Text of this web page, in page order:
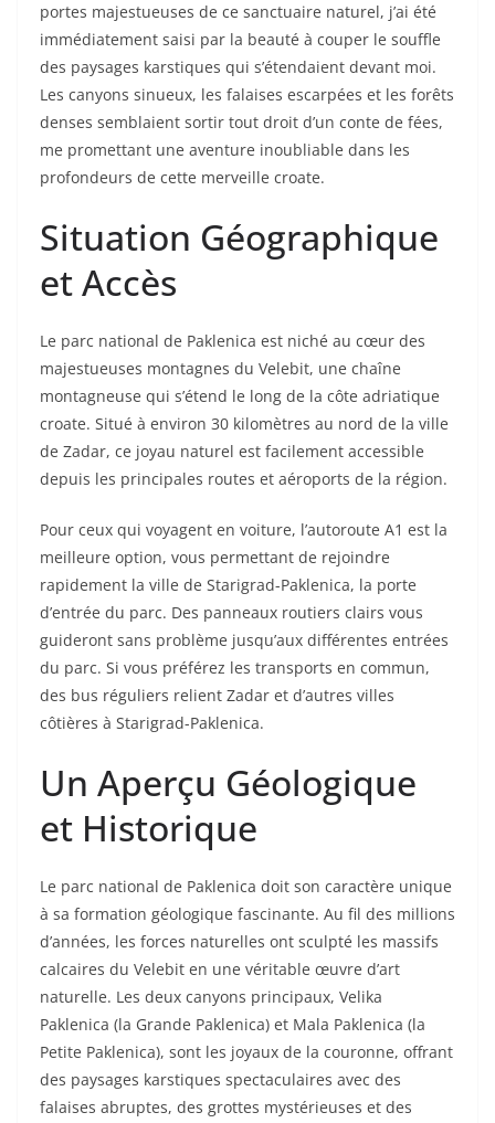
portes majestueuses de ce sanctuaire naturel, j’ai été
immédiatement saisi par la beauté à couper le souffle
des paysages karstiques qui s’étendaient devant moi.
Les canyons sinueux, les falaises escarpées et les forêts
denses semblaient sortir tout droit d’un conte de fées,
me promettant une aventure inoubliable dans les
profondeurs de cette merveille croate.
Situation Géographique
et Accès
Le parc national de Paklenica est niché au cœur des
majestueuses montagnes du Velebit, une chaîne
montagneuse qui s’étend le long de la côte adriatique
croate. Situé à environ 30 kilomètres au nord de la ville
de Zadar, ce joyau naturel est facilement accessible
depuis les principales routes et aéroports de la région.
Pour ceux qui voyagent en voiture, l’autoroute A1 est la
meilleure option, vous permettant de rejoindre
rapidement la ville de Starigrad-Paklenica, la porte
d’entrée du parc. Des panneaux routiers clairs vous
guideront sans problème jusqu’aux différentes entrées
du parc. Si vous préférez les transports en commun,
des bus réguliers relient Zadar et d’autres villes
côtières à Starigrad-Paklenica.
Un Aperçu Géologique
et Historique
Le parc national de Paklenica doit son caractère unique
à sa formation géologique fascinante. Au fil des millions
d’années, les forces naturelles ont sculpté les massifs
calcaires du Velebit en une véritable œuvre d’art
naturelle. Les deux canyons principaux, Velika
Paklenica (la Grande Paklenica) et Mala Paklenica (la
Petite Paklenica), sont les joyaux de la couronne, offrant
des paysages karstiques spectaculaires avec des
falaises abruptes, des grottes mystérieuses et des